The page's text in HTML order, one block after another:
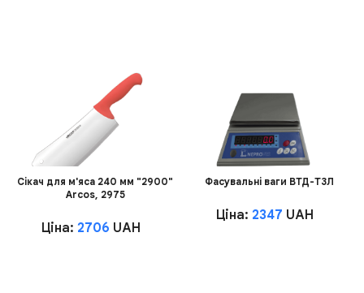
Сікач для м'яса 240 мм "2900"
Arcos, 2975
Ціна: 2706 UAH
Фасувальні ваги ВТД-Т3Л
Ціна: 2347 UAH